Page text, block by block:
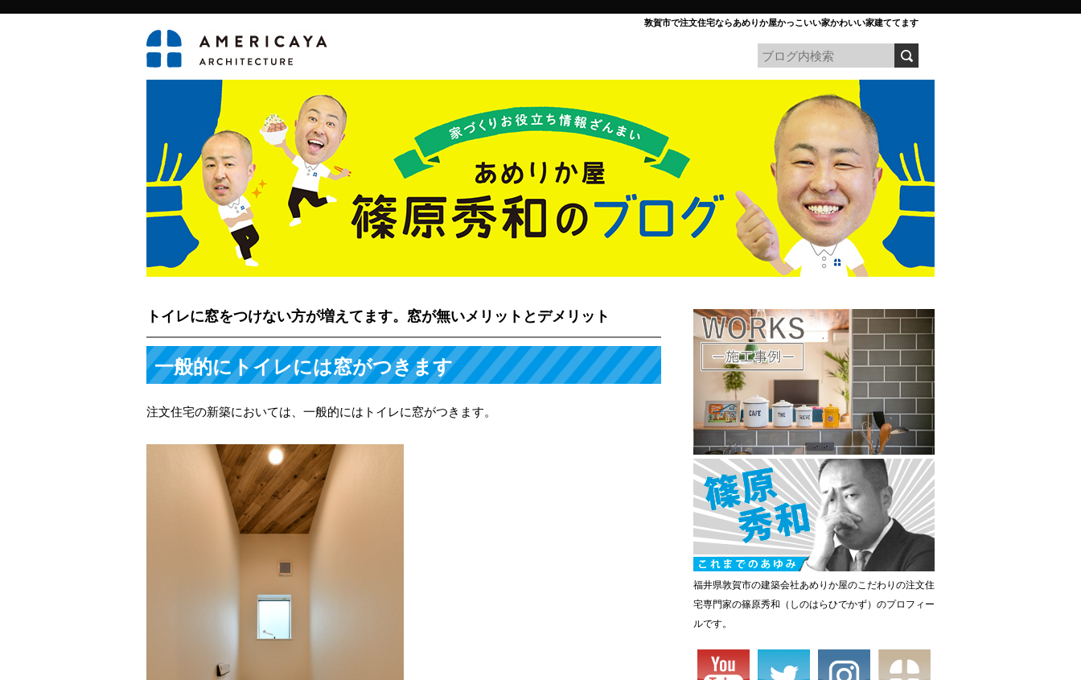
敦賀市で注文住宅ならあめりか屋かっこいい家かわいい家建ててます
トイレに窓をつけない方が増えてます。窓が無いメリットとデメリット
一般的にトイレには窓がつきます
注文住宅の新築においては、一般的にはトイレに窓がつきます。
福井県敦賀市の建築会社あめりか屋のこだわりの注文住
宅専門家の篠原秀和（しのはらひでかず）のプロフィー
ルです。